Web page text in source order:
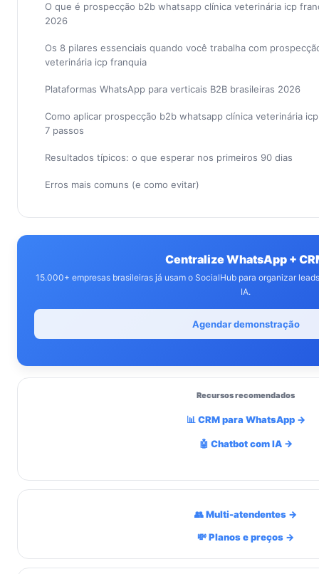
O que é prospecção b2b whatsapp clínica veterinária icp
2026
Os 8 pilares essenciais quando você trabalha com
veterinária icp franquia
Plataformas WhatsApp para verticais B2B brasileiras 2026
Como aplicar prospecção b2b whatsapp clínica veterinária
7 passos
Resultados típicos: o que esperar nos primeiros 90 dias
Erros mais comuns (e como evitar)
Centralize WhatsApp +
15.000+ empresas brasileiras já usam o SocialHub para organizar
IA.
Agendar demonstração
Recursos recomendados
📊 CRM para WhatsApp →
🤖 Chatbot com IA →
👥 Multi-atendentes →
💸 Planos e preços →